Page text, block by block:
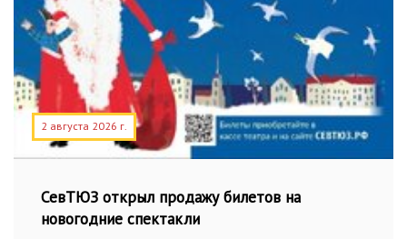
2 августа 2026 г.
СевТЮЗ открыл продажу билетов на
новогодние спектакли